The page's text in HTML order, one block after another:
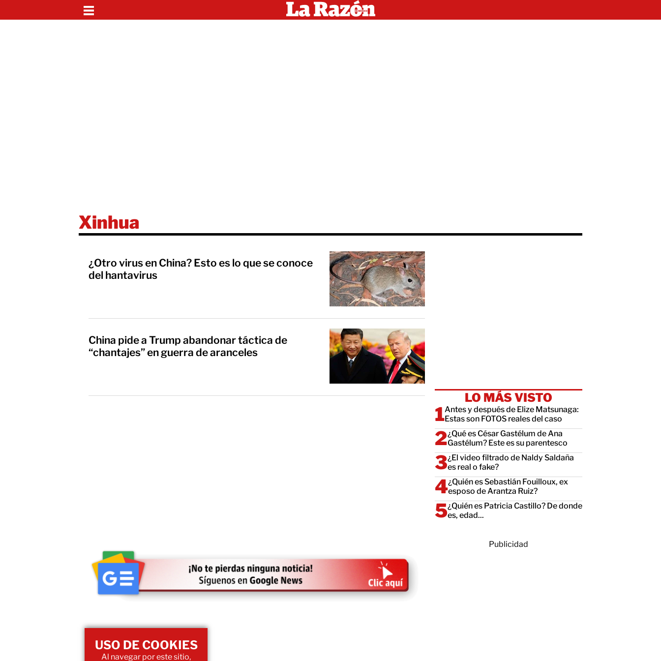
Xinhua
¿Otro virus en China? Esto es lo que se conoce
del hantavirus
China pide a Trump abandonar táctica de
“chantajes” en guerra de aranceles
LO MÁS VISTO
Antes y después de Elize Matsunaga:
Estas son FOTOS reales del caso
¿Qué es César Gastélum de Ana
Gastélum? Este es su parentesco
¿El video filtrado de Naldy Saldaña
es real o fake?
¿Quién es Sebastián Fouilloux, ex
esposo de Arantza Ruiz?
¿Quién es Patricia Castillo? De donde
es, edad...
Publicidad
USO DE COOKIES
Al navegar por este sitio,